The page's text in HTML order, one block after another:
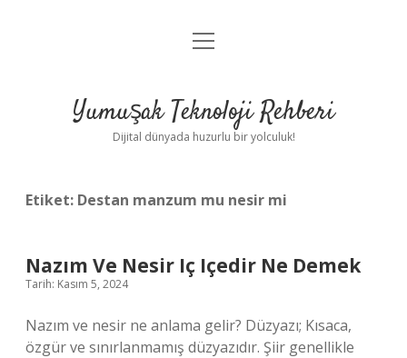
Anasayfa
Yasal Uyarı
menüyü
Yumuşak Teknoloji Rehberi
Dijital dünyada huzurlu bir yolculuk!
Etiket: Destan manzum mu nesir mi
Nazım Ve Nesir Iç Içedir Ne Demek
Tarih: Kasım 5, 2024
Nazım ve nesir ne anlama gelir? Düzyazı; Kısaca,
özgür ve sınırlanmamış düzyazıdır. Şiir genellikle